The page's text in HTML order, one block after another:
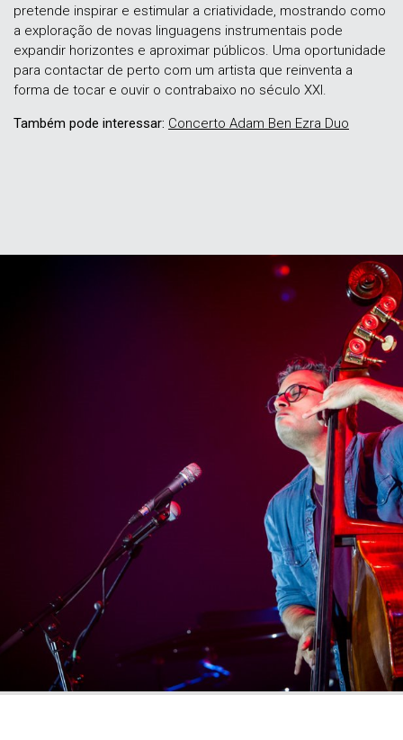
pretende inspirar e estimular a criatividade, mostrando como
a exploração de novas linguagens instrumentais pode
expandir horizontes e aproximar públicos. Uma oportunidade
para contactar de perto com um artista que reinventa a
forma de tocar e ouvir o contrabaixo no século XXI.
Também pode interessar: Concerto Adam Ben Ezra Duo